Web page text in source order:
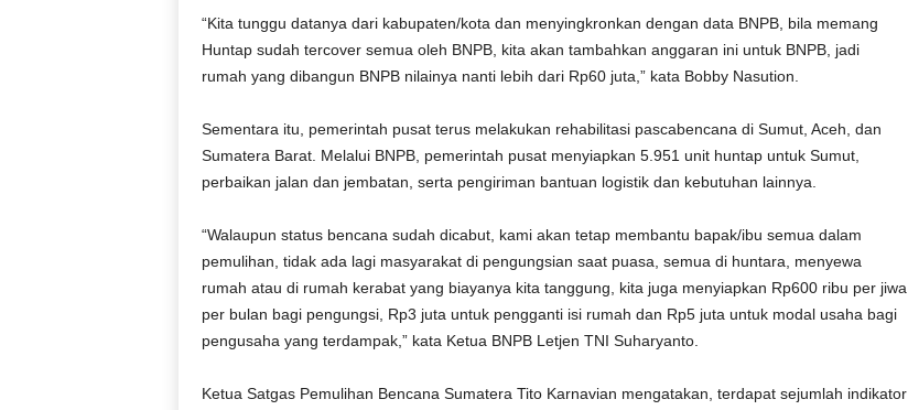
“Kita tunggu datanya dari kabupaten/kota dan menyingkronkan dengan data BNPB, bila memang
Huntap sudah tercover semua oleh BNPB, kita akan tambahkan anggaran ini untuk BNPB, jadi
rumah yang dibangun BNPB nilainya nanti lebih dari Rp60 juta,” kata Bobby Nasution.
Sementara itu, pemerintah pusat terus melakukan rehabilitasi pascabencana di Sumut, Aceh, dan
Sumatera Barat. Melalui BNPB, pemerintah pusat menyiapkan 5.951 unit huntap untuk Sumut,
perbaikan jalan dan jembatan, serta pengiriman bantuan logistik dan kebutuhan lainnya.
“Walaupun status bencana sudah dicabut, kami akan tetap membantu bapak/ibu semua dalam
pemulihan, tidak ada lagi masyarakat di pengungsian saat puasa, semua di huntara, menyewa
rumah atau di rumah kerabat yang biayanya kita tanggung, kita juga menyiapkan Rp600 ribu per jiwa
per bulan bagi pengungsi, Rp3 juta untuk pengganti isi rumah dan Rp5 juta untuk modal usaha bagi
pengusaha yang terdampak,” kata Ketua BNPB Letjen TNI Suharyanto.
Ketua Satgas Pemulihan Bencana Sumatera Tito Karnavian mengatakan, terdapat sejumlah indikator